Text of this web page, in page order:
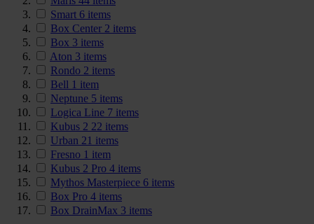
Smart 6 items
Box Center 2 items
Box 3 items
Aton 3 items
Rondo 2 items
Bell 1 item
Neptune 5 items
Logica Line 7 items
Kubus 2 22 items
Urban 21 items
Fresno 1 item
Kubus 2 Pro 4 items
Mythos Masterpiece 6 items
Box Pro 4 items
Box DrainMax 3 items